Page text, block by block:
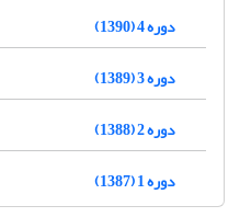
دوره 4 (1390)
دوره 3 (1389)
دوره 2 (1388)
دوره 1 (1387)